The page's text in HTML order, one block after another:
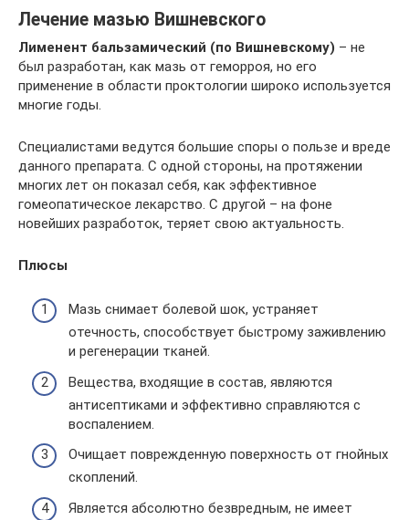
Лечение мазью Вишневского
Лименент бальзамический (по Вишневскому) – не
был разработан, как мазь от геморроя, но его
применение в области проктологии широко используется
многие годы.
Специалистами ведутся большие споры о пользе и вреде
данного препарата. С одной стороны, на протяжении
многих лет он показал себя, как эффективное
гомеопатическое лекарство. С другой – на фоне
новейших разработок, теряет свою актуальность.
Плюсы
Мазь снимает болевой шок, устраняет
отечность, способствует быстрому заживлению
и регенерации тканей.
Вещества, входящие в состав, являются
антисептиками и эффективно справляются с
воспалением.
Очищает поврежденную поверхность от гнойных
скоплений.
Является абсолютно безвредным, не имеет